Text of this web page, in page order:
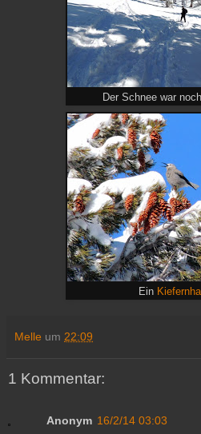
Der Schnee war
Ein
Melle um 22:09
1 Kommentar:
Anonym 16/2/14 03:03